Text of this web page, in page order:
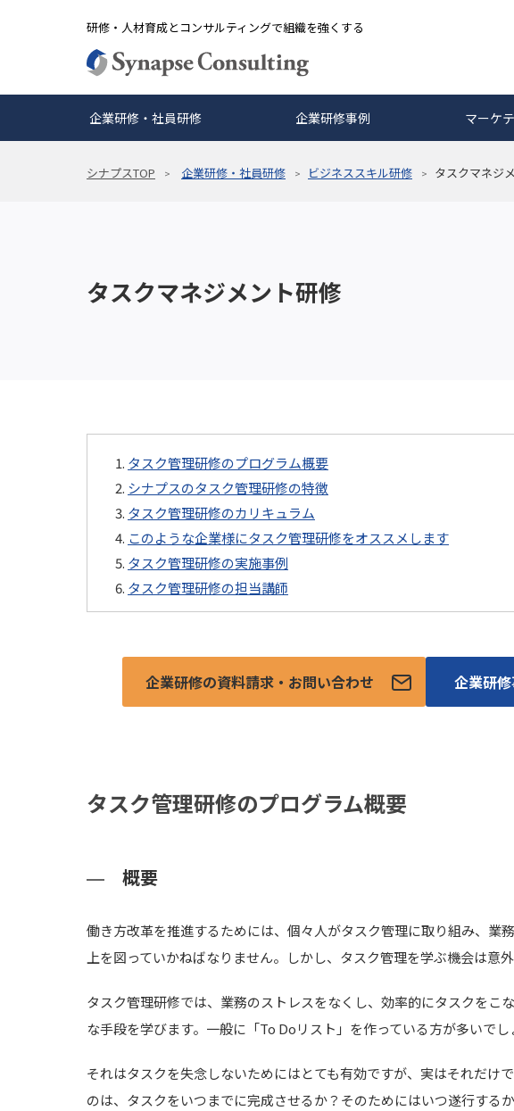
研修・人材育成とコンサルティングで組織を強くする
企業研修・社員研修 企業研修事例 マーケ
シナプスTOP 企業研修・社員研修 ビジネススキル研修 タスクマネジ
タスクマネジメント研修
タスク管理研修のプログラム概要
シナプスのタスク管理研修の特徴
タスク管理研修のカリキュラム
このような企業様にタスク管理研修をオススメします
タスク管理研修の実施事例
タスク管理研修の担当講師
企業研修の資料請求・お問い合わせ 企業研
タスク管理研修のプログラム概要
概要
働き方改革を推進するためには、個々人がタスク管理に取り組み、業
上を図っていかねばなりません。しかし、タスク管理を学ぶ機会は意外
タスク管理研修では、業務のストレスをなくし、効率的にタスクをこ
な手段を学びます。一般に「To Doリスト」を作っている方が多いでし
それはタスクを失念しないためにはとても有効ですが、実はそれだけ
のは、タスクをいつまでに完成させるか？そのためにはいつ遂行する